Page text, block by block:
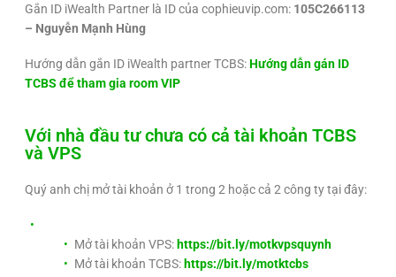
Gắn ID iWealth Partner là ID của cophieuvip.com: 105C266113
– Nguyễn Mạnh Hùng
Hướng dẫn gắn ID iWealth partner TCBS:Hướng dẫn gán ID
TCBS để tham gia room VIP
Với nhà đầu tư chưa có cả tài khoản TCBS
và VPS
Quý anh chị mở tài khoản ở 1 trong 2 hoặc cả 2 công ty tại đây:
Mở tài khoản VPS: https://bit.ly/motkvpsquynh
Mở tài khoản TCBS: https://bit.ly/motktcbs